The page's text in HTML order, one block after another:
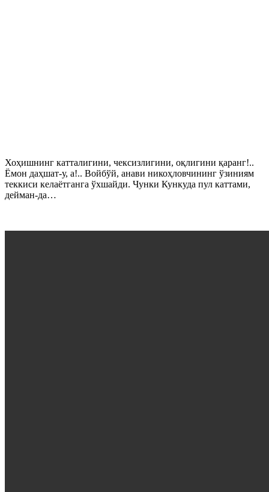
Хоҳишнинг катталигини, чексизлигини, оқлигини қаранг!..
Ёмон даҳшат-у, а!.. Войбўй, анави никоҳловчининг ўзиниям
теккиси келаётганга ўхшайди. Чунки Кункуда пул каттами,
дейман-да…